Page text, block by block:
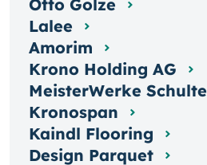
Otto Golze
Lalee
Amorim
Krono Holding AG
MeisterWerke Schulte
Kronospan
Kaindl Flooring
Design Parquet